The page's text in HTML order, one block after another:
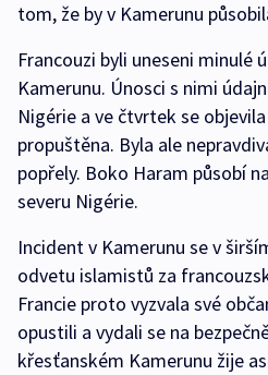
tom, že by v Kamerunu
Francouzi byli uneseni minulé
Kamerunu. Únosci s nimi
Nigérie a ve čtvrtek se
propuštěna. Byla ale
popřely. Boko Haram působí
severu Nigérie.
Incident v Kamerunu se v
odvetu islamistů za
Francie proto vyzvala své
opustili a vydali se na
křesťanském Kamerunu žije